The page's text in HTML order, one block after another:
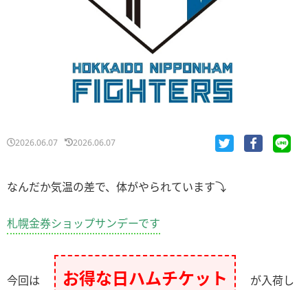
2026.06.07 2026.06.07
なんだか気温の差で、体がやられています⤵
札幌金券ショップサンデーです
今回は お得な日ハムチケット が入荷し